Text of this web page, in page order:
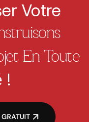
Votre
En Toute
!